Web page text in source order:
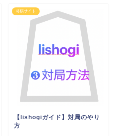
将棋サイト
【lishogiガイド】対局のやり
方